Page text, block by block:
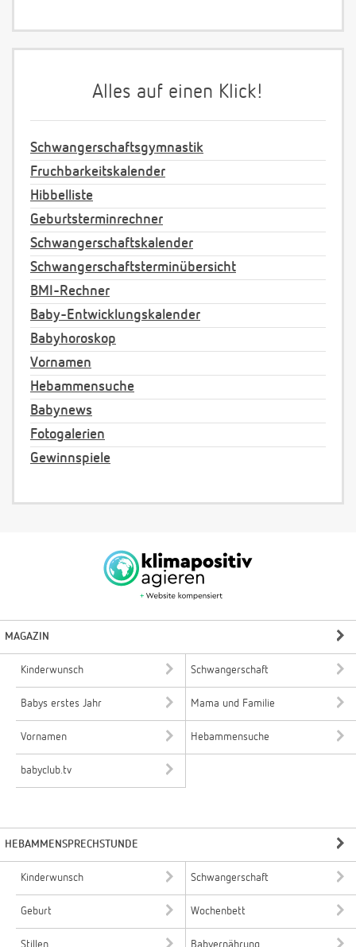
Alles auf einen Klick!
Schwangerschaftsgymnastik
Fruchbarkeitskalender
Hibbelliste
Geburtsterminrechner
Schwangerschaftskalender
Schwangerschaftsterminübersicht
BMI-Rechner
Baby-Entwicklungskalender
Babyhoroskop
Vornamen
Hebammensuche
Babynews
Fotogalerien
Gewinnspiele
MAGAZIN
Kinderwunsch Schwangerschaft
Babys erstes Jahr Mama und Familie
Vornamen Hebammensuche
babyclub.tv
HEBAMMENSPRECHSTUNDE
Kinderwunsch Schwangerschaft
Geburt Wochenbett